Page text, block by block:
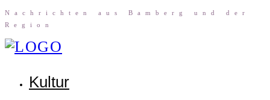
Nach­rich­ten aus Bam­berg und der
Region
Kul­tur